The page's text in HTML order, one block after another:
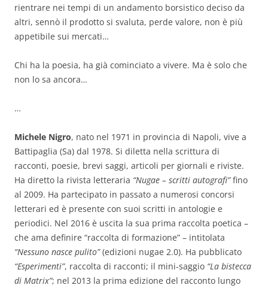
rientrare nei tempi di un andamento borsistico deciso da
altri, sennò il prodotto si svaluta, perde valore, non è più
appetibile sui mercati…
Chi ha la poesia, ha già cominciato a vivere. Ma è solo che
non lo sa ancora…
…
Michele Nigro, nato nel 1971 in provincia di Napoli, vive a
Battipaglia (Sa) dal 1978. Si diletta nella scrittura di
racconti, poesie, brevi saggi, articoli per giornali e riviste.
Ha diretto la rivista letteraria “Nugae – scritti autografi”fino
al 2009. Ha partecipato in passato a numerosi concorsi
letterari ed è presente con suoi scritti in antologie e
periodici. Nel 2016 è uscita la sua prima raccolta poetica –
che ama definire “raccolta di formazione” – intitolata
“Nessuno nasce pulito”(edizioni nugae 2.0). Ha pubblicato
“Esperimenti”, raccolta di racconti; il mini-saggio “La bistecca
di Matrix”; nel 2013 la prima edizione del racconto lungo